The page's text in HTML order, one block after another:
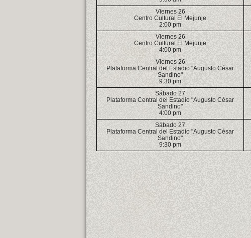
Viernes 26
Centro Cultural El Mejunje
2:00 pm
Viernes 26
Centro Cultural El Mejunje
4:00 pm
Viernes 26
Plataforma Central del Estadio "Augusto César
Sandino"
9:30 pm
Sábado 27
Plataforma Central del Estadio "Augusto César
Sandino"
4:00 pm
Sábado 27
Plataforma Central del Estadio "Augusto César
Sandino"
9:30 pm